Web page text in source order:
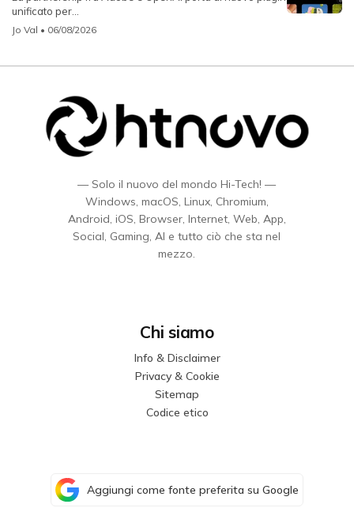
unificato per...
Jo Val • 06/08/2026
— Solo il nuovo del mondo Hi-Tech! —
Windows, macOS, Linux, Chromium,
Android, iOS, Browser, Internet, Web, App,
Social, Gaming, AI e tutto ciò che sta nel
mezzo.
Chi siamo
Info & Disclaimer
Privacy & Cookie
Sitemap
Codice etico
Aggiungi come fonte preferita su Google